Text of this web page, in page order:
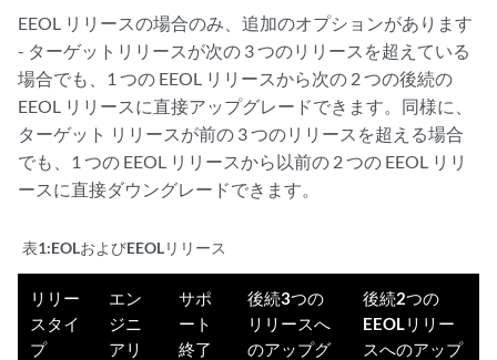
EEOL リリースの場合のみ、追加のオプションがあります
- ターゲットリリースが次の 3 つのリリースを超えている
場合でも、1 つの EEOL リリースから次の 2 つの後続の
EEOL リリースに直接アップグレードできます。同様に、
ターゲット リリースが前の 3 つのリリースを超える場合
でも、1 つの EEOL リリースから以前の 2 つの EEOL リリ
ースに直接ダウングレードできます。
表1:EOLおよびEEOLリリース
リリー
スタイ
プ
エン
ジニ
アリ
サポ
ート
終了
後続3つの
リリースへ
のアップグ
後続2つの
EEOLリリー
スへのアップ